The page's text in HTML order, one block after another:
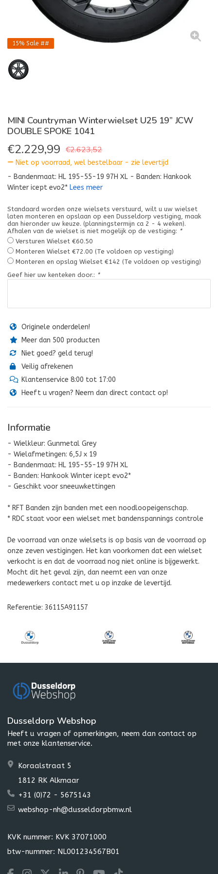
15% Sale ##
MINI Countryman Winterwielset U25 19” JCW
DOUBLE SPOKE 1041
€2.229,99 €2.623,52
Niet op voorraad, wel bestelbaar - zie levertijd
- Bandenmaat: HL 195-55-19 97H XL - Banden: Hankook
Winter icept evo2* Lees meer
Standaard worden onze wielsets verstuurd, wilt u uw wielset
laten monteren en opslaan op een Dusseldorp vestiging, maak
dan hieronder uw keuze. (planningstermijn ca 2 - 4 weken).
Afhalen van de wielset is niet mogelijk op de vestiging: *
Versturen Wielset €60.50
Monteren Wielset €72.00 (Te voldoen op vestiging)
Monteren en opslag Wielset €142 (Te voldoen op vestiging)
Geef hier uw kenteken door.: *
Originele onderdelen!
Meer dan 500 producten
Niet goed? geld terug!
Veilig afrekenen
Klantenservice 8:00 tot 17:00
Heeft u vragen? Neem dan direct contact op!
Informatie
- Wielkleur: Gunmetal Grey
- Wielafmetingen: 6,5J x 19
- Bandenmaat: HL 195-55-19 97H XL
- Banden: Hankook Winter icept evo2*
- Geschikt voor sneeuwkettingen
* RFT Banden zijn banden met een noodloopeigenschap.
* RDC staat voor een wielset met bandenspannings controle
De voorraad van onze wielsets is op basis van de voorraad op
onze zeven vestigingen. Het kan voorkomen dat een wielset
verkocht is en dat de voorraad nog niet online is bijgewerkt.
Mocht dit het geval zijn, dan neemt een van onze
medewerkers contact met u op inzake de levertijd.
Referentie: 36115A91157
Dusseldorp Webshop
Heeft u vragen of opmerkingen, neem dan contact op
met onze klantenservice.
Koraalstraat 5
1812 RK Alkmaar
+31 (0)72 - 5675143
webshop-nh@dusseldorpbmw.nl
KVK nummer: KVK 37071000
btw-nummer: NL001234567B01